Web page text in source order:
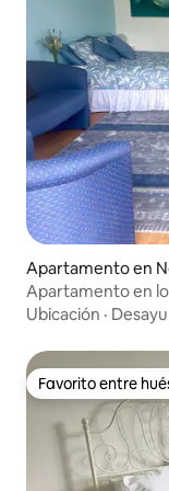
Apartamento en
Apartamento en
Ubicación ·
Favorito entre
Favorito entre